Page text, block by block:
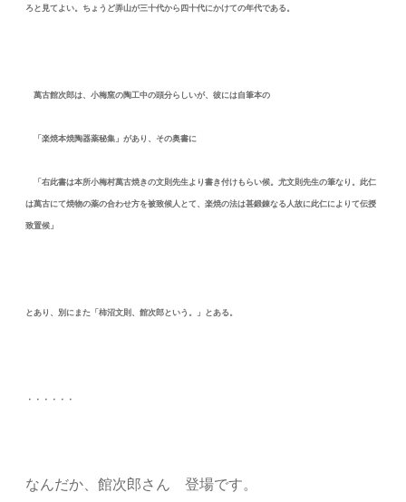
ろと見てよい。ちょうど弄山が三十代から四十代にかけての年代である。
萬古館次郎は、小梅窯の陶工中の頭分らしいが、彼には自筆本の
「楽焼本焼陶器薬秘集」があり、その奥書に
「右此書は本所小梅村萬古焼きの文則先生より書き付けもらい候。尤文則先生の筆なり。此仁
は萬古にて焼物の薬の合わせ方を被致候人とて、楽焼の法は甚鍛錬なる人故に此仁によりて伝授
致置候」
とあり、別にまた「柿沼文則、館次郎という。」とある。
・・・・・・
なんだか、館次郎さん 登場です。